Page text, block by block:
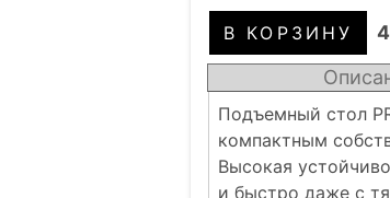
Подъемный стол
компактным
Высокая
и быстро даже с